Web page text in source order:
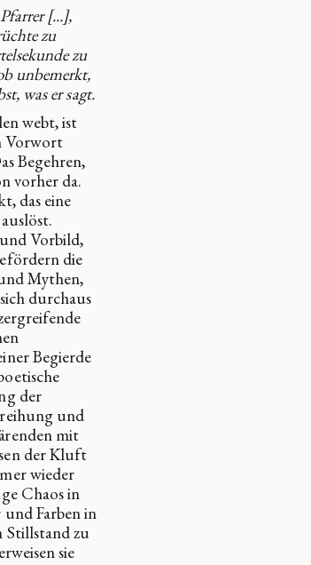
[...],
zu
zu
unbemerkt,
was er sagt.
webt, ist
Vorwort
Begehren,
vorher da.
das eine
Vorbild,
die
Mythen,
durchaus
Begierde
der
und
mit
der Kluft
wieder
Chaos in
Farben in
Stillstand zu
sie